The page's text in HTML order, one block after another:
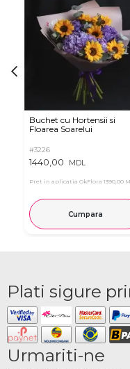
Buchet cu Hortensii si
Floarea Soarelui
#3226
1440,00 MDL
Pret in aplicatia OkFlora 1390,00
Cumpara
Plati sigure
Urmariti-ne